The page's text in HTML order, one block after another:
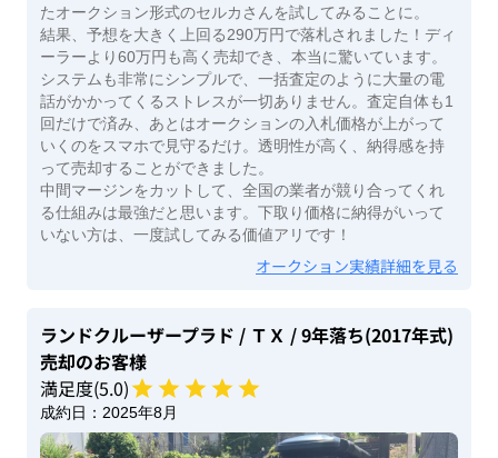
たオークション形式のセルカさんを試してみることに。
​結果、予想を大きく上回る290万円で落札されました！ディ
ーラーより60万円も高く売却でき、本当に驚いています。
​システムも非常にシンプルで、一括査定のように大量の電
話がかかってくるストレスが一切ありません。査定自体も1
回だけで済み、あとはオークションの入札価格が上がって
いくのをスマホで見守るだけ。透明性が高く、納得感を持
って売却することができました。
​中間マージンをカットして、全国の業者が競り合ってくれ
る仕組みは最強だと思います。下取り価格に納得がいって
いない方は、一度試してみる価値アリです！
オークション実績詳細を見る
ランドクルーザープラド / ＴＸ / 9年落ち(2017年式)
売却のお客様
満足度(5.0)
成約日： 2025年8月